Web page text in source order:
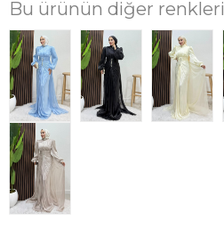
Bu ürünün diğer renkleri